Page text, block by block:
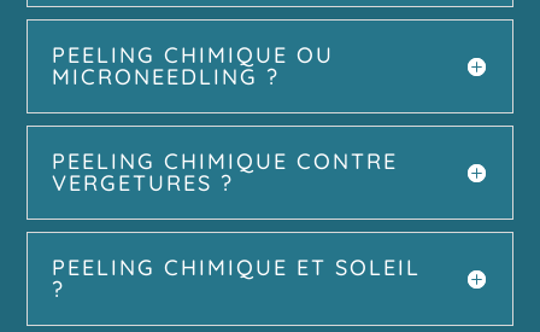
PEELING CHIMIQUE OU
MICRONEEDLING ?
PEELING CHIMIQUE CONTRE
VERGETURES ?
PEELING CHIMIQUE ET SOLEIL
?